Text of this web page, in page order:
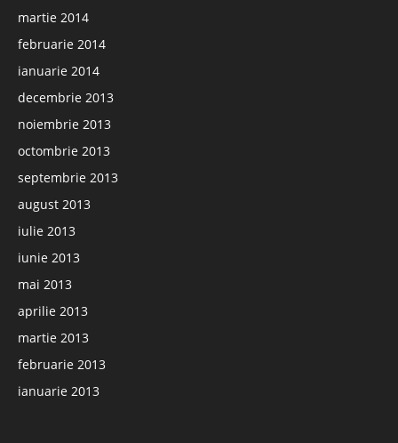
martie 2014
februarie 2014
ianuarie 2014
decembrie 2013
noiembrie 2013
octombrie 2013
septembrie 2013
august 2013
iulie 2013
iunie 2013
mai 2013
aprilie 2013
martie 2013
februarie 2013
ianuarie 2013